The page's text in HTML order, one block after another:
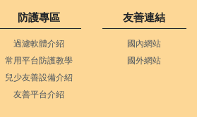
防護專區
過濾軟體介紹
常用平台防護教學
兒少友善設備介紹
友善平台介紹
友善連結
國內網站
國外網站